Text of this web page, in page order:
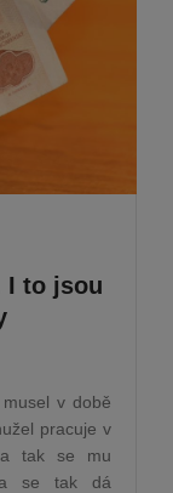
I to jsou
v době
pracuje v
a tak se mu
se tak dá